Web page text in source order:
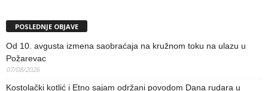
POSLEDNJE OBJAVE
Od 10. avgusta izmena saobraćaja na kružnom toku na ulazu u
Požarevac
07/08/2026
Kostolački kotlić i Etno sajam održani povodom Dana rudara u